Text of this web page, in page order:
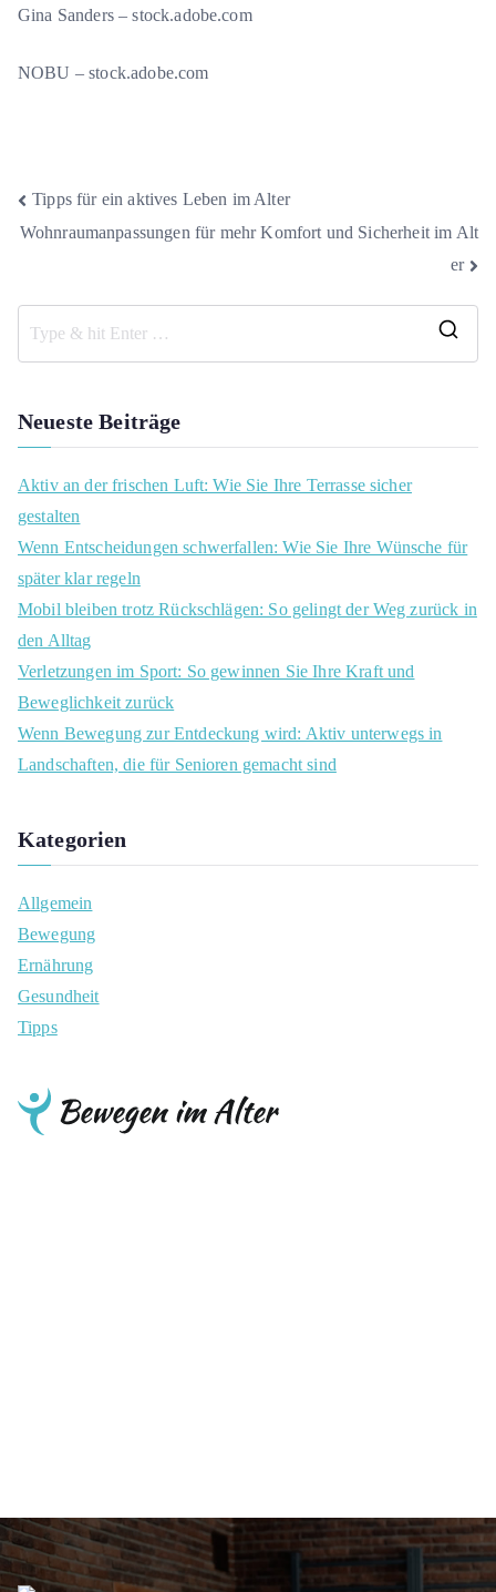
Gina Sanders– stock.adobe.com
NOBU – stock.adobe.com
Beitragsnavigation
Tipps für ein aktives Leben im Alter
Wohnraumanpassungen für mehr Komfort und Sicherheit im Alt
er
Neueste Beiträge
Aktiv an der frischen Luft: Wie Sie Ihre Terrasse sicher
gestalten
Wenn Entscheidungen schwerfallen: Wie Sie Ihre Wünsche für
später klar regeln
Mobil bleiben trotz Rückschlägen: So gelingt der Weg zurück in
den Alltag
Verletzungen im Sport: So gewinnen Sie Ihre Kraft und
Beweglichkeit zurück
Wenn Bewegung zur Entdeckung wird: Aktiv unterwegs in
Landschaften, die für Senioren gemacht sind
Kategorien
Allgemein
Bewegung
Ernährung
Gesundheit
Tipps